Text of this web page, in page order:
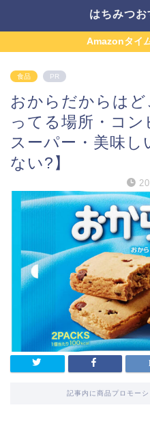
はちみつ
Amazonタイ
食品 PR
おからだからは
ってる場所・コン
スーパー・美味
ない?】
記事内に商品プロモー